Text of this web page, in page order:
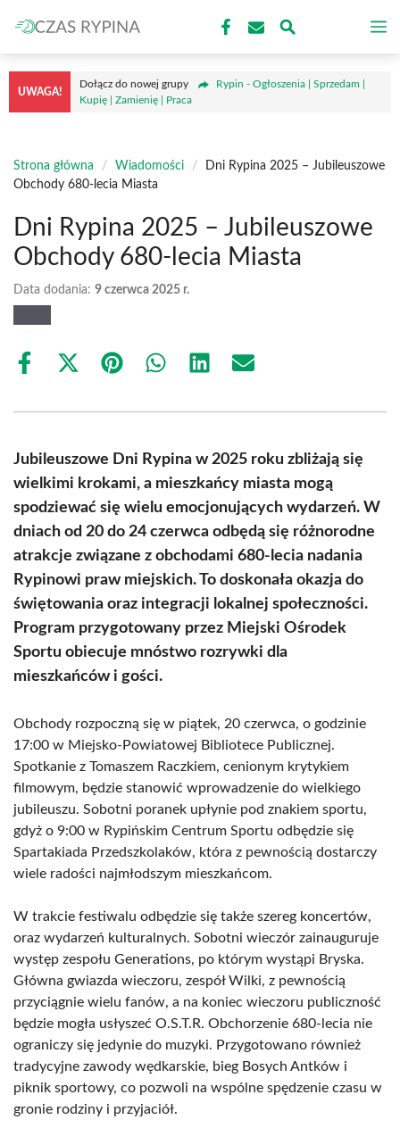
do
treści
UWAGA!
Dołącz do nowej grupy
Rypin - Ogłoszenia | Sprzedam |
Kupię | Zamienię | Praca
Strona główna / Wiadomości /
Dni Rypina 2025 – Jubileuszowe
Obchody 680-lecia Miasta
Dni Rypina 2025 – Jubileuszowe
Obchody 680-lecia Miasta
Data dodania: 9 czerwca 2025 r.
Share
Share
(Twitter)
Share Share Share Share
Jubileuszowe Dni Rypina w 2025 roku zbliżają się
wielkimi krokami, a mieszkańcy miasta mogą
spodziewać się wielu emocjonujących wydarzeń. W
dniach od 20 do 24 czerwca odbędą się różnorodne
atrakcje związane z obchodami 680-lecia nadania
Rypinowi praw miejskich. To doskonała okazja do
świętowania oraz integracji lokalnej społeczności.
Program przygotowany przez Miejski Ośrodek
Sportu obiecuje mnóstwo rozrywki dla
mieszkańców i gości.
Obchody rozpoczną się w piątek, 20 czerwca, o godzinie
17:00 w Miejsko-Powiatowej Bibliotece Publicznej.
Spotkanie z Tomaszem Raczkiem, cenionym krytykiem
filmowym, będzie stanowić wprowadzenie do wielkiego
jubileuszu. Sobotni poranek upłynie pod znakiem sportu,
gdyż o 9:00 w Rypińskim Centrum Sportu odbędzie się
Spartakiada Przedszkolaków, która z pewnością dostarczy
wiele radości najmłodszym mieszkańcom.
W trakcie festiwalu odbędzie się także szereg koncertów,
oraz wydarzeń kulturalnych. Sobotni wieczór zainauguruje
występ zespołu Generations, po którym wystąpi Bryska.
Główna gwiazda wieczoru, zespół Wilki, z pewnością
przyciągnie wielu fanów, a na koniec wieczoru publiczność
będzie mogła usłyszeć O.S.T.R. Obchorzenie 680-lecia nie
ograniczy się jedynie do muzyki. Przygotowano również
tradycyjne zawody wędkarskie, bieg Bosych Antków i
piknik sportowy, co pozwoli na wspólne spędzenie czasu w
gronie rodziny i przyjaciół.